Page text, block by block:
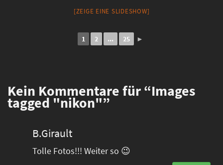
[ZEIGE EINE SLIDESHOW]
1 2 ... 25 ►
Kein Kommentare für “Images
tagged "nikon"”
B.Girault
Tolle Fotos!!! Weiter so 😉